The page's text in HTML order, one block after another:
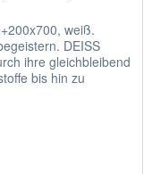
weiß.
DEISS
ihre gleichbleibend
bis hin zu